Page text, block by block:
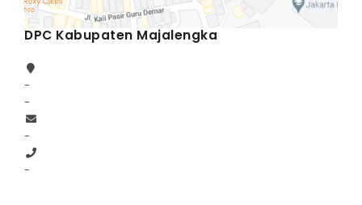
DPC Kabupaten Majalengka
-
-
-
-